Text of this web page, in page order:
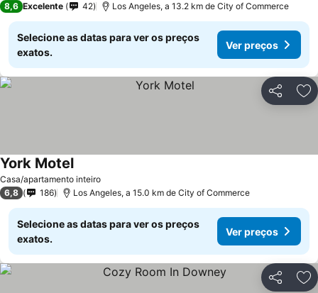
8,6 Excelente 42 Los Angeles, a 13.2 km de City of Commerce
Selecione as datas para ver os preços
exatos.
Ver preços
Partilhar
Casa/apartamento inteiro
York Motel
6,8 186 Los Angeles, a 15.0 km de City of Commerce
Selecione as datas para ver os preços
exatos.
Ver preços
Partilhar